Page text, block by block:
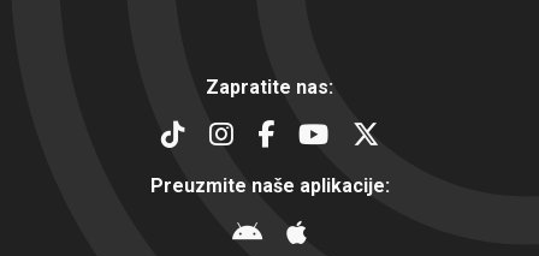
Zapratite nas:
Preuzmite naše aplikacije: